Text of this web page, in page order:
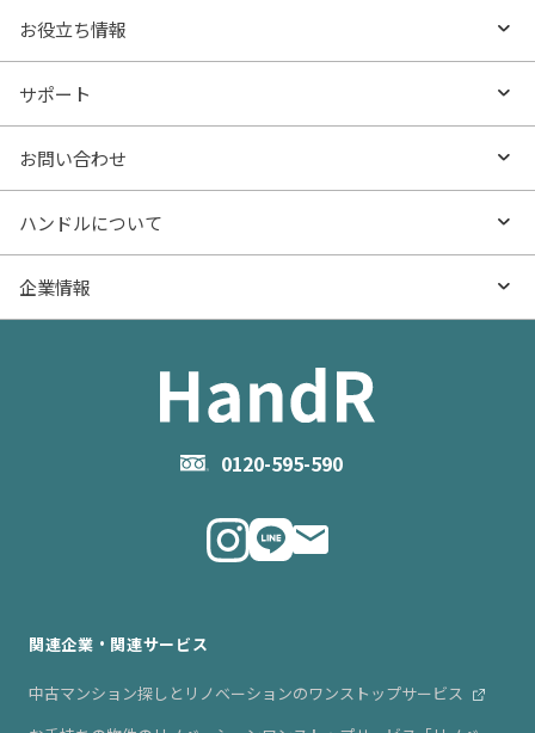
0120-595-590
沿線・駅から探す
特集から探す
価格更新した物件
物件一覧
売りたいTOP
AI査定
売却サービス
お役立ち記事（売却）
お役立ち情報
お役立ち情報TOP
- マンションの基礎知識
- マンション売却
- お金のこと
- 住まいの手引き サイトマップ
サポート
よくあるご質問
お問い合わせ
物件購入のご相談
住み替えのご相談
物件掲載に関するお問い合わせ
ハンドルについて
ハンドルとは
企業情報
関連企業・関連サービス
中古マンション探しとリノベーションのワンストップサービス